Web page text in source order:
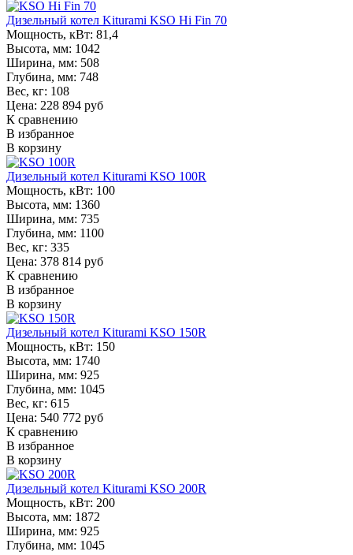
Дизельный котел Kiturami KSO Hi Fin 70
Мощность, кВт: 81,4
Высота, мм: 1042
Ширина, мм: 508
Глубина, мм: 748
Вес, кг: 108
Цена: 228 894 руб
К сравнению
В избранное
В корзину
Дизельный котел Kiturami KSO 100R
Мощность, кВт: 100
Высота, мм: 1360
Ширина, мм: 735
Глубина, мм: 1100
Вес, кг: 335
Цена: 378 814 руб
К сравнению
В избранное
В корзину
Дизельный котел Kiturami KSO 150R
Мощность, кВт: 150
Высота, мм: 1740
Ширина, мм: 925
Глубина, мм: 1045
Вес, кг: 615
Цена: 540 772 руб
К сравнению
В избранное
В корзину
Дизельный котел Kiturami KSO 200R
Мощность, кВт: 200
Высота, мм: 1872
Ширина, мм: 925
Глубина, мм: 1045